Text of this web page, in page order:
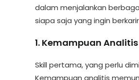
dalam menjalankan
siapa saja yang ingin
1. Kemampuan Analitis
Skill pertama, yang perlu
Kemampuan analitis